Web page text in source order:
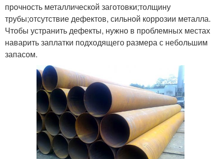
прочность металлической заготовки;толщину
трубы;отсутствие дефектов, сильной коррозии металла.
Чтобы устранить дефекты, нужно в проблемных местах
наварить заплатки подходящего размера с небольшим
запасом.